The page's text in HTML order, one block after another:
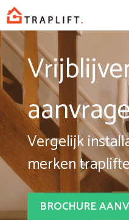
Spring
naar
inhoud
Vergelijk
merken
BROCHURE